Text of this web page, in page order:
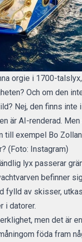
orgie i 1700-
Och om den
Nej, den finns inte
är AI-renderad.
till exempel Bo
(Foto: Instagram)
lyx passerar
befinner
fylld av skisser,
i datorer.
men det är
föda fram